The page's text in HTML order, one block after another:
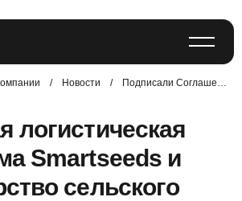
/ Новости / Подписали Соглашение о сотрудничестве с Министерством сельск...
логистическая
Smartseeds и
сельского